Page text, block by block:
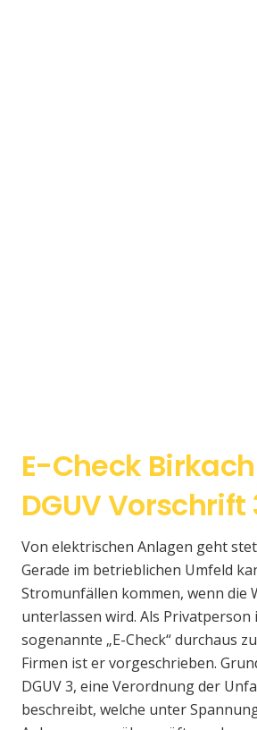
E-Check
DGUV Vorschrift
Von elektrischen Anlagen geht
Gerade im betrieblichen Umfeld
Stromunfällen kommen, wenn die
unterlassen wird. Als Privatperson
sogenannte „E-Check“ durchaus
Firmen ist er vorgeschrieben.
DGUV 3, eine Verordnung der
beschreibt, welche unter